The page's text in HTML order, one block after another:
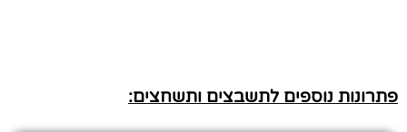
פתרונות נוספים לתשבצים ותשחצים: